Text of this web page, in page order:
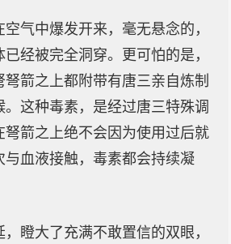
气中爆发开来，毫无悬念的，
经被完全洞穿。更可怕的是，
箭之上都附带有唐三亲自炼制
。这种毒素，是经过唐三特殊调
弩箭之上绝不会因为使用过后就
与血液接触，毒素都会持续凝
瞪大了充满不敢置信的双眼，